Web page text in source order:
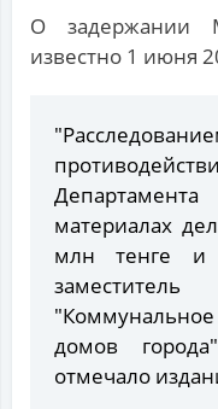
О задержании
известно 1 июня
материалах
млн тенге и
домов
отмечало